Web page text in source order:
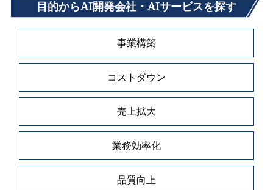
目的からAI開発会社・AIサービスを探す
事業構築
コストダウン
売上拡大
業務効率化
品質向上